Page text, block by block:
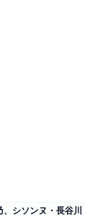
、シソンヌ・長谷川